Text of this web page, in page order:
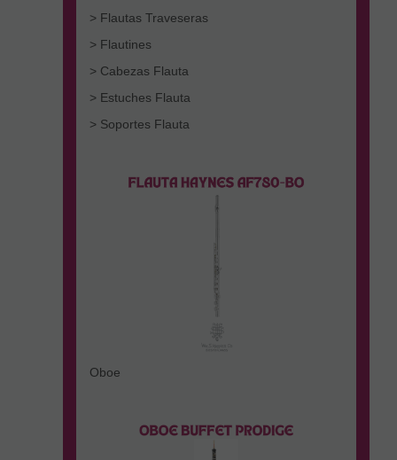
> Flautas Traveseras
> Flautines
> Cabezas Flauta
> Estuches Flauta
> Soportes Flauta
Oboe